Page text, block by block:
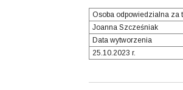
Osoba odpowiedzialna za
Joanna Szcześniak
Data wytworzenia
25.10.2023 r.